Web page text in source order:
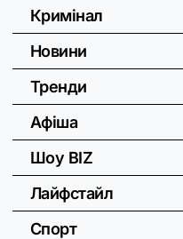
Кримінал
Новини
Тренди
Афіша
Шоу BIZ
Лайфстайл
Спорт